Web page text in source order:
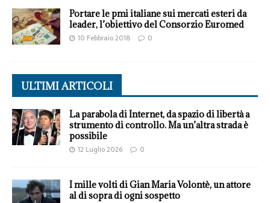
Portare le pmi italiane sui mercati esteri da
leader, l’obiettivo del Consorzio Euromed
10 Febbraio 2018 0
ULTIMI ARTICOLI
La parabola di Internet, da spazio di libertà a
strumento di controllo. Ma un’altra strada è
possibile
12 Luglio 2026 0
I mille volti di Gian Maria Volontè, un attore
al di sopra di ogni sospetto